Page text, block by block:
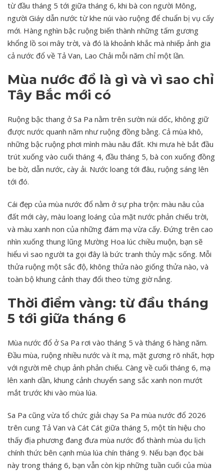
từ đầu tháng 5 tới giữa tháng 6, khi bà con người Mông,
người Giáy dẫn nước từ khe núi vào ruộng để chuẩn bị vụ cấy
mới. Hàng nghìn bậc ruộng biến thành những tấm gương
khổng lồ soi mây trời, và đó là khoảnh khắc mà nhiếp ảnh gia
cả nước đổ về Tả Van, Lao Chải mỗi năm chỉ một lần.
Mùa nước đổ là gì và vì sao chỉ
Tây Bắc mới có
Ruộng bậc thang ở Sa Pa nằm trên sườn núi dốc, không giữ
được nước quanh năm như ruộng đồng bằng. Cả mùa khô,
những bậc ruộng phơi mình màu nâu đất. Khi mưa hè bắt đầu
trút xuống vào cuối tháng 4, đầu tháng 5, bà con xuống đồng
be bờ, dẫn nước, cày ải. Nước loang tới đâu, ruộng sáng lên
tới đó.
Cái đẹp của mùa nước đổ nằm ở sự pha trộn: màu nâu của
đất mới cày, màu loang loáng của mặt nước phản chiếu trời,
và màu xanh non của những đám mạ vừa cấy. Đứng trên cao
nhìn xuống thung lũng Mường Hoa lúc chiều muộn, bạn sẽ
hiểu vì sao người ta gọi đây là bức tranh thủy mặc sống. Mỗi
thửa ruộng một sắc độ, không thửa nào giống thửa nào, và
toàn bộ khung cảnh thay đổi theo từng giờ nắng.
Thời điểm vàng: từ đầu tháng
5 tới giữa tháng 6
Mùa nước đổ ở Sa Pa rơi vào tháng 5 và tháng 6 hàng năm.
Đầu mùa, ruộng nhiều nước và ít mạ, mặt gương rõ nhất, hợp
với người mê chụp ảnh phản chiếu. Càng về cuối tháng 6, mạ
lên xanh dần, khung cảnh chuyển sang sắc xanh non mướt
mắt trước khi vào mùa lúa.
Sa Pa cũng vừa tổ chức giải chạy Sa Pa mùa nước đổ 2026
trên cung Tả Van và Cát Cát giữa tháng 5, một tín hiệu cho
thấy địa phương đang đưa mùa nước đổ thành mùa du lịch
chính thức bên cạnh mùa lúa chín tháng 9. Nếu bạn đọc bài
này trong tháng 6, bạn vẫn còn kịp những tuần cuối của mùa